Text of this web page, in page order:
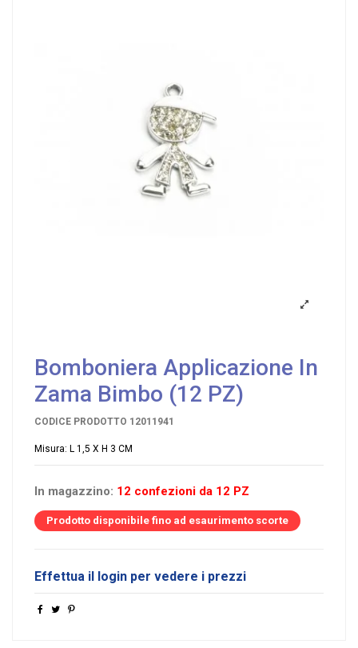
Bomboniera Applicazione In
Zama Bimbo (12 PZ)
CODICE PRODOTTO 12011941
Misura: L 1,5 X H 3 CM
In magazzino: 12 confezioni da 12 PZ
Prodotto disponibile fino ad esaurimento scorte
Effettua il login per vedere i prezzi